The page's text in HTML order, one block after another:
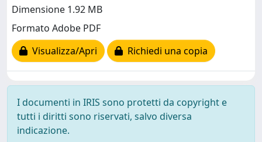
Dimensione 1.92 MB
Formato Adobe PDF
Visualizza/Apri
Richiedi una copia
I documenti in IRIS sono protetti da copyright e
tutti i diritti sono riservati, salvo diversa
indicazione.